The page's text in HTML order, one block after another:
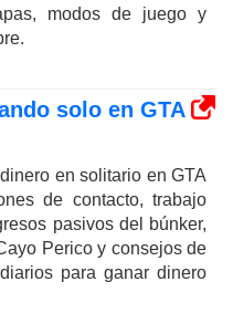
modos de juego y
solo en GTA
en solitario en GTA
de contacto, trabajo
pasivos del búnker,
Perico y consejos de
para ganar dinero